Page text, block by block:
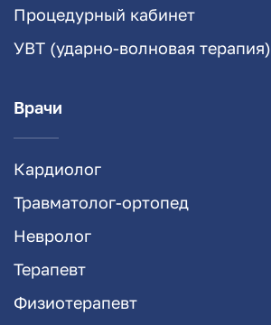
Процедурный кабинет
УВТ (ударно-волновая терапия)
Врачи
Кардиолог
Травматолог-ортопед
Невролог
Терапевт
Физиотерапевт